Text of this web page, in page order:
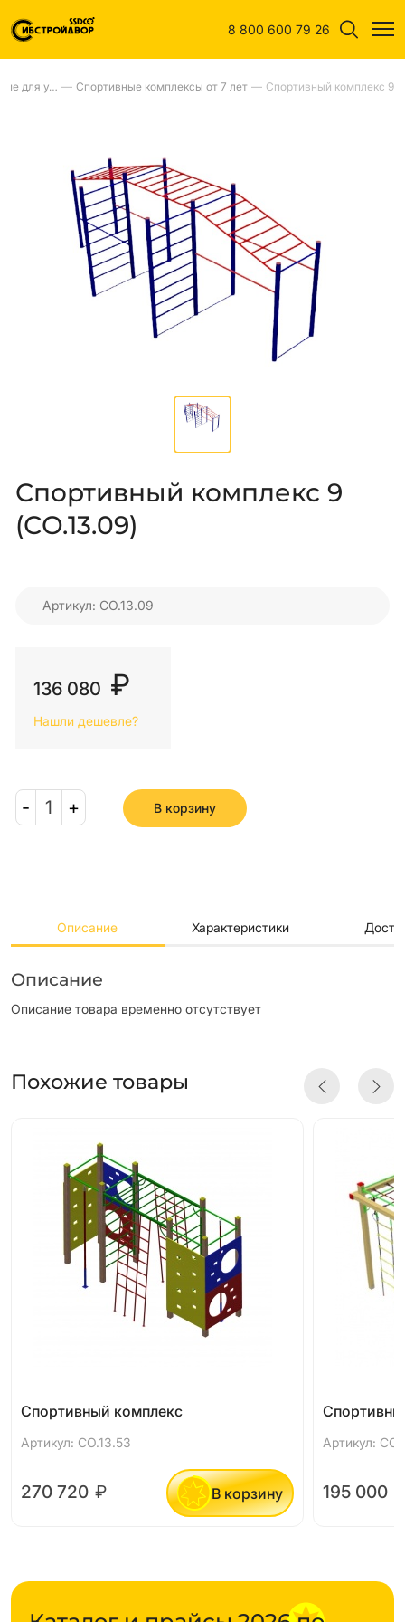
8 800 600 79 26
Спортивное оборудование для улиц — Спортивные комплексы от 7 лет — Спортивный комплекс 9
Спортивный комплекс 9
(СО.13.09)
Артикул: СО.13.09
136 080 ₽
Нашли дешевле?
- 1 + В корзину
Описание Характеристики
Описание
Описание товара временно отсутствует
Похожие товары
Спортивный комплекс
Артикул: СО.13.53
270 720 ₽ В корзину
Артикул:
195 000